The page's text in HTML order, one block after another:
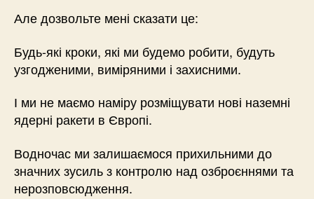
Але дозвольте мені сказати це:
Будь-які кроки, які ми будемо робити, будуть
узгодженими, виміряними і захисними.
І ми не маємо наміру розміщувати нові наземні
ядерні ракети в Європі.
Водночас ми залишаємося прихильними до
значних зусиль з контролю над озброєннями та
нерозповсюдження.